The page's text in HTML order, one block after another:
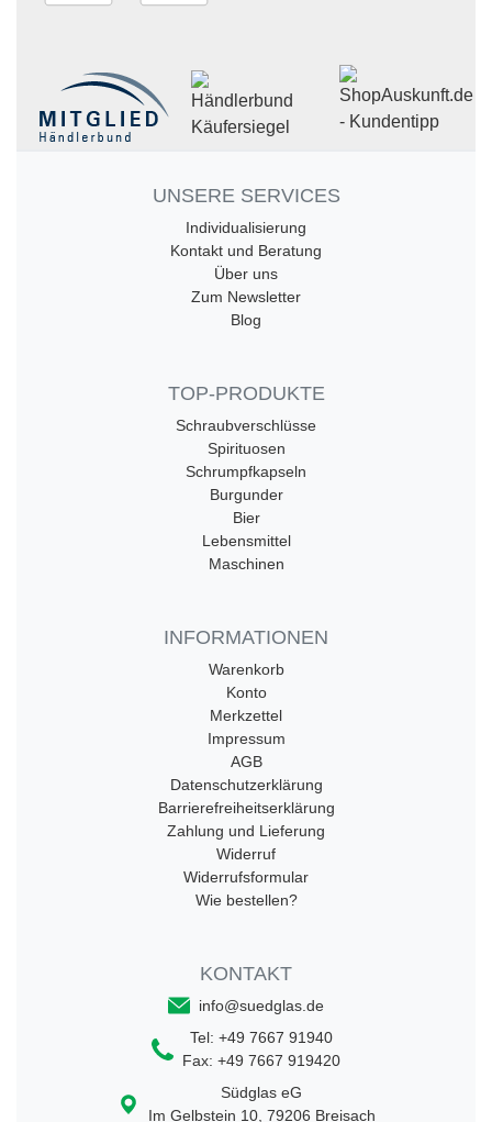
UNSERE SERVICES
Individualisierung
Kontakt und Beratung
Über uns
Zum Newsletter
Blog
TOP-PRODUKTE
Schraubverschlüsse
Spirituosen
Schrumpfkapseln
Burgunder
Bier
Lebensmittel
Maschinen
INFORMATIONEN
Warenkorb
Konto
Merkzettel
Impressum
AGB
Datenschutzerklärung
Barrierefreiheitserklärung
Zahlung und Lieferung
Widerruf
Widerrufsformular
Wie bestellen?
KONTAKT
info@suedglas.de
Tel: +49 7667 91940
Fax: +49 7667 919420
Südglas eG
Im Gelbstein 10, 79206 Breisach